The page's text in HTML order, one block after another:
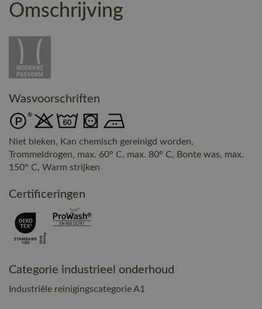
Omschrijving
Wasvoorschriften
Niet bleken, Kan chemisch gereinigd worden,
Trommeldrogen, max. 60° C, max. 80° C, Bonte was, max.
150° C, Warm strijken
Certificeringen
Categorie industrieel onderhoud
Industriële reinigingscategorie A1